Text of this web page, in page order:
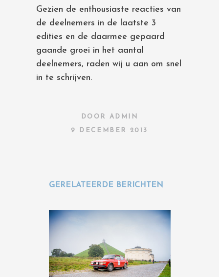
Gezien de enthousiaste reacties van
de deelnemers in de laatste 3
edities en de daarmee gepaard
gaande groei in het aantal
deelnemers, raden wij u aan om snel
in te schrijven.
DOOR ADMIN
9 DECEMBER 2013
GERELATEERDE BERICHTEN